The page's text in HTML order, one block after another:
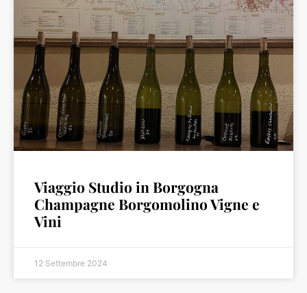
Viaggio Studio in Borgogna
Champagne Borgomolino Vigne e
Vini
12 Settembre 2024